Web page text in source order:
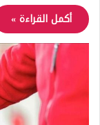
أكمل القراءة »